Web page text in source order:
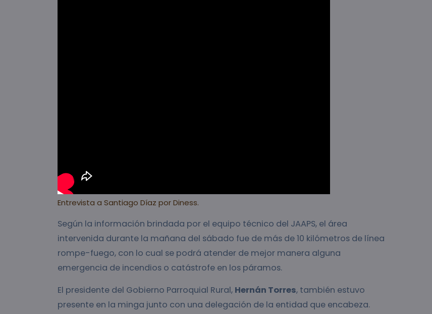
Entrevista a Santiago Díaz porDiness.
Según la información brindada por el equipo técnico del JAAPS, el área
intervenida durante la mañana del sábado fue de más de 10 kilómetros de línea
rompe-fuego, con lo cual se podrá atender de mejor manera alguna
emergencia de incendios o catástrofe en los páramos.
El presidente del Gobierno Parroquial Rural, Hernán Torres, también estuvo
presente en la minga junto con una delegación de la entidad que encabeza.